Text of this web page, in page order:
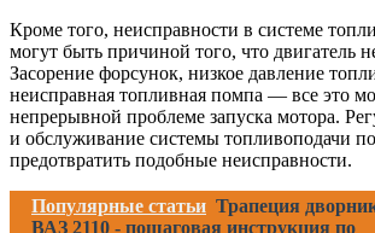
Кроме того, неисправности в системе
могут быть причиной того, что двигатель
Засорение форсунок, низкое давление
неисправная топливная помпа — все это
непрерывной проблеме запуска мотора.
и обслуживание системы топливоподачи
предотвратить подобные неисправности.
Популярные статьи Трапеция
ВАЗ 2110 - пошаговая инструкция по